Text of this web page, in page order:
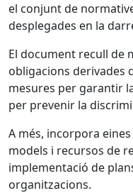
el conjunt de
desplegades en la
El document recull de
obligacions derivades
mesures per garantir
per prevenir la
A més, incorpora
models i recursos de
implementació de
organitzacions.